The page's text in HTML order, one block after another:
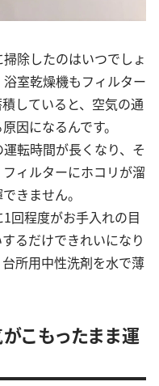
除したのはいつでしょ
室乾燥機もフィルター
していると、空気の通
因になるんです。
転時間が長くなり、そ
ィルターにホコリが溜
きません。
回程度がお手入れの目
るだけできれいになり
所用中性洗剤を水で薄
こもったまま運